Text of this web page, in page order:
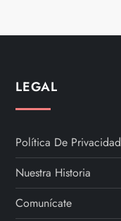
LEGAL
Política De Privacidad
Nuestra Historia
Comunícate